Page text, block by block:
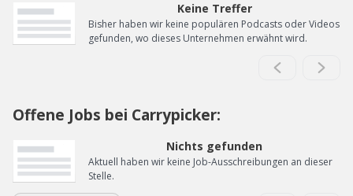
Keine Treffer
Bisher haben wir keine populären Podcasts oder Videos
gefunden, wo dieses Unternehmen erwähnt wird.
Offene Jobs bei Carrypicker:
Nichts gefunden
Aktuell haben wir keine Job-Ausschreibungen an dieser
Stelle.